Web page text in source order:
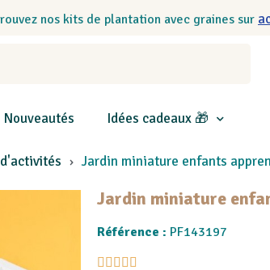
nos kits de plantation avec graines sur
Nouveautés Idées cadeaux 🎁
Jardin miniature enfants
Jardin miniature
Référence : PF143197
    